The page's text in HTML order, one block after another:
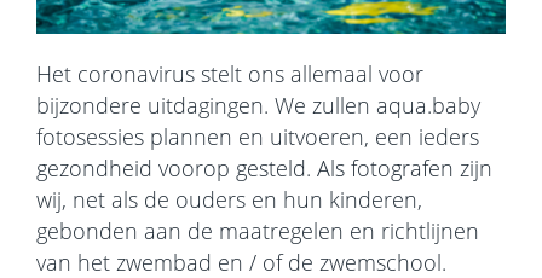
Het coronavirus stelt ons allemaal voor
bijzondere uitdagingen. We zullen aqua.baby
fotosessies plannen en uitvoeren, een ieders
gezondheid voorop gesteld. Als fotografen zijn
wij, net als de ouders en hun kinderen,
gebonden aan de maatregelen en richtlijnen
van het zwembad en / of de zwemschool.